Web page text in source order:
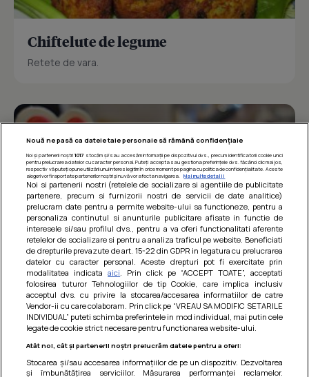
Chiftelute de legume
Retete de vara.
Barcute din vinete cu arpagic rosu
Un deliciu usor de preparat!
Nouă ne pasă ca datele tale personale să rămână confidențiale
Noi și partenerii noștri 1017 stocăm și/sau accesăm informații pe dispozitivul dvs., precum identificatorii cookie unici
pentru prelucrarea datelor cu caracter personal. Puteți accepta sau gestiona preferințele dvs. făcând clic mai jos,
respectiv vă puteți opune utilizării unui interes legitim în orice moment pe pagina cu politica de confidențialitate. Aceste
alegeri vor fi raportate partenerilor noștri și nu vă vor afecta navigarea.
Mai multe detalii
Noi si partenerii nostri (retelele de socializare si agentiile de publicitate
partenere, precum si furnizorii nostri de servicii de date analitice)
prelucram date pentru a permite website-ului sa functioneze, pentru a
personaliza continutul si anunturile publicitare afisate in functie de
interesele si/sau profilul dvs., pentru a va oferi functionalitati aferente
retelelor de socializare si pentru a analiza traficul pe website. Beneficiati
de drepturile prevazute de art. 15-22 din GDPR in legatura cu prelucrarea
datelor cu caracter personal. Aceste drepturi pot fi exercitate prin
modalitatea indicataaici . Prin click pe “ACCEPT TOATE”, acceptati
folosirea tuturor Tehnologiilor de tip Cookie, care implica inclusiv
acceptul dvs. cu privire la stocarea/accesarea informatiilor de catre
Vendor-ii cu care colaboram. Prin click pe “VREAU SA MODIFIC SETARILE
INDIVIDUAL” puteti schimba preferintele in mod individual, mai putin cele
legate de cookie strict necesare pentru functionarea website-ului.
Atât noi, cât și partenerii noștri prelucrăm datele pentru a oferi:
Stocarea și/sau accesarea informațiilor de pe un dispozitiv. Dezvoltarea
și îmbunătățirea serviciilor. Măsurarea performanței reclamelor.